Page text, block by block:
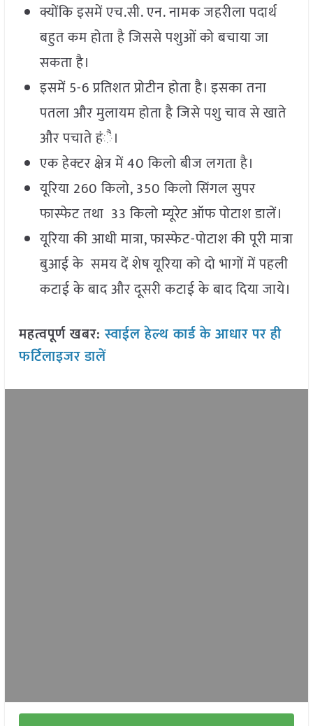
क्योंकि इसमें एच.सी. एन. नामक जहरीला पदार्थ
बहुत कम होता है जिससे पशुओं को बचाया जा
सकता है।
इसमें 5-6 प्रतिशत प्रोटीन होता है। इसका तना
पतला और मुलायम होता है जिसे पशु चाव से खाते
और पचाते हंै।
एक हेक्टर क्षेत्र में 40 किलो बीज लगता है।
यूरिया 260 किलो, 350 किलो सिंगल सुपर
फास्फेट तथा 33 किलो म्यूरेट ऑफ पोटाश डालें।
यूरिया की आधी मात्रा, फास्फेट-पोटाश की पूरी मात्रा
बुआई के समय दें शेष यूरिया को दो भागों में पहली
कटाई के बाद और दूसरी कटाई के बाद दिया जाये।
महत्वपूर्ण खबर:स्वाईल हेल्थ कार्ड के आधार पर ही
फर्टिलाइजर डालें